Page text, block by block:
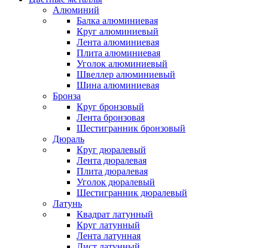
Алюминий
Балка алюминиевая
Круг алюминиевый
Лента алюминиевая
Плита алюминиевая
Уголок алюминиевый
Швеллер алюминиевый
Шина алюминиевая
Бронза
Круг бронзовый
Лента бронзовая
Шестигранник бронзовый
Дюраль
Круг дюралевый
Лента дюралевая
Плита дюралевая
Уголок дюралевый
Шестигранник дюралевый
Латунь
Квадрат латунный
Круг латунный
Лента латунная